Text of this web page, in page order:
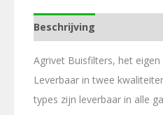
Beschrijving
Agrivet Buisfilters, het
Leverbaar in twee
types zijn leverbaar in alle